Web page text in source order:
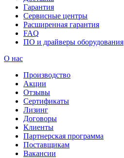
Гарантия
Сервисные центры
Расширенная гарантия
FAQ
ПО и драйверы оборудования
О нас
Производство
Акции
Отзывы
Сертификаты
Лизинг
Договоры
Клиенты
Партнерская программа
Поставщикам
Вакансии